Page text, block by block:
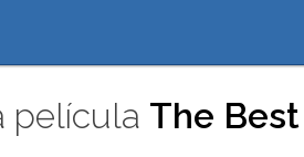
película The